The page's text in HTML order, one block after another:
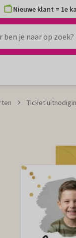
Nieuwe klant = 1e
Ticket